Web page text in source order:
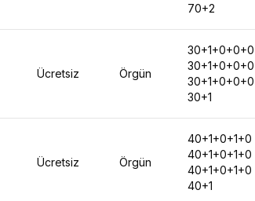
70+2
Ücretsiz Örgün
30+1+0+0+0
30+1+0+0+0
30+1+0+0+0
30+1
Ücretsiz Örgün
40+1+0+1+0
40+1+0+1+0
40+1+0+1+0
40+1